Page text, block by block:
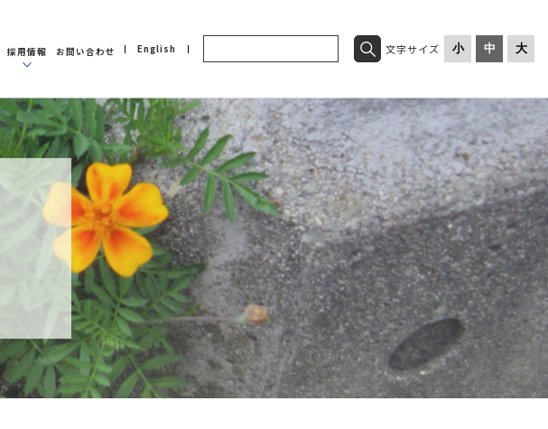
採用情報 お問い合わせ English 文字サイズ 小 中 大